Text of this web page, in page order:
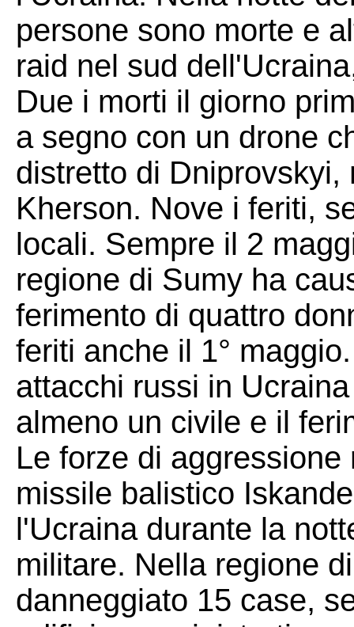
persone sono morte e
raid nel sud
Due i morti il giorno
a segno con un drone
distretto di Dniprovskyi,
Kherson. Nove i feriti,
locali. Sempre il 2
regione di Sumy ha
ferimento di quattro
feriti anche il 1°
attacchi russi in
almeno un civile e il
Le forze di
missile balistico
l'Ucraina durante la
militare. Nella regione
danneggiato 15 case,